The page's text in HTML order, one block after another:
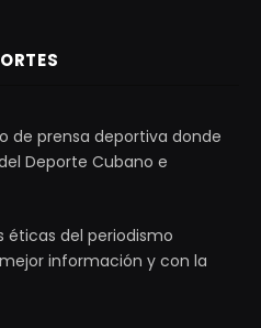
de prensa deportiva donde
Deporte Cubano e
éticas del periodismo
información y con la